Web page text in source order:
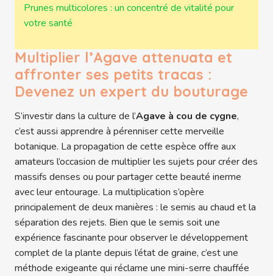
Prunes multicolores : un concentré de vitalité pour
votre santé
Multiplier l’Agave attenuata et
affronter ses petits tracas :
Devenez un expert du bouturage
S’investir dans la culture de l’Agave à cou de cygne,
c’est aussi apprendre à pérenniser cette merveille
botanique. La propagation de cette espèce offre aux
amateurs l’occasion de multiplier les sujets pour créer des
massifs denses ou pour partager cette beauté inerme
avec leur entourage. La multiplication s’opère
principalement de deux manières : le semis au chaud et la
séparation des rejets. Bien que le semis soit une
expérience fascinante pour observer le développement
complet de la plante depuis l’état de graine, c’est une
méthode exigeante qui réclame une mini-serre chauffée